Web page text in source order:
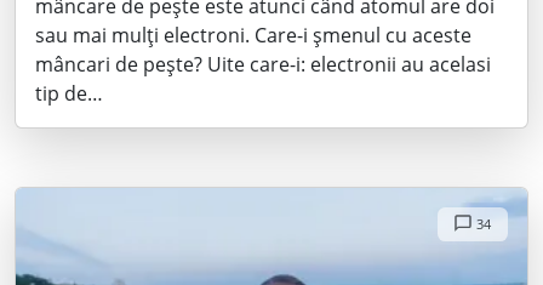
mâncare de pește este atunci când atomul are doi
sau mai mulți electroni. Care-i șmenul cu aceste
mâncari de pește? Uite care-i: electronii au acelasi
tip de…
34